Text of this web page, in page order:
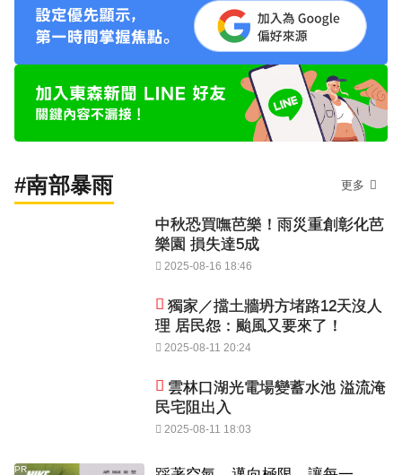
#南部暴雨 更多
中秋恐買嘸芭樂！雨災重創彰化芭
樂園 損失達5成
2025-08-16 18:46
獨家／擋土牆坍方堵路12天沒人
理 居民怨：颱風又要來了！
2025-08-11 20:24
雲林口湖光電場變蓄水池 溢流淹
民宅阻出入
2025-08-11 18:03
PR